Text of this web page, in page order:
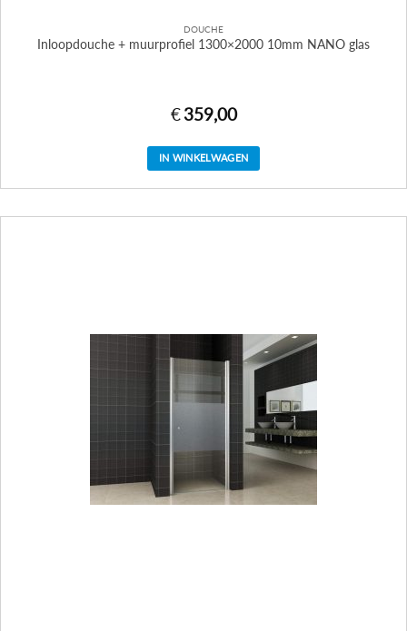
DOUCHE
Inloopdouche + muurprofiel 1300×2000 10mm NANO glas
€ 359,00
IN WINKELWAGEN